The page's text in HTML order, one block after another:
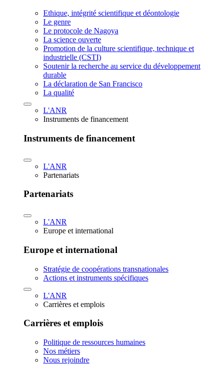
Ethique, intégrité scientifique et déontologie
Le genre
Le protocole de Nagoya
La science ouverte
Promotion de la culture scientifique, technique et
industrielle (CSTI)
Soutenir la recherche au service du développement
durable
La déclaration de San Francisco
La qualité
L'ANR
Instruments de financement
Instruments de financement
L'ANR
Partenariats
Partenariats
L'ANR
Europe et international
Europe et international
Stratégie de coopérations transnationales
Actions et instruments spécifiques
L'ANR
Carrières et emplois
Carrières et emplois
Politique de ressources humaines
Nos métiers
Nous rejoindre